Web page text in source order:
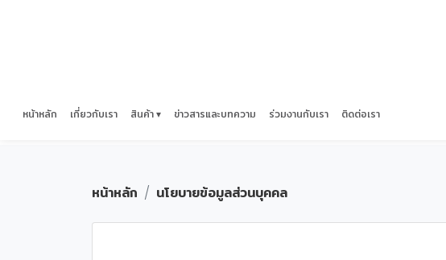
หน้าหลัก เกี่ยวกับเรา สินค้า ▾ ข่าวสารและบทความ ร่วมงานกับเรา ติดต่อเรา
หน้าหลัก นโยบายข้อมูลส่วนบุคคล